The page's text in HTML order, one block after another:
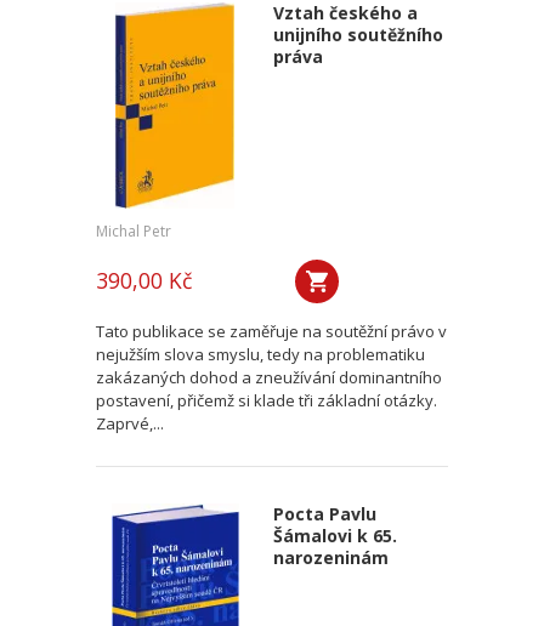
Vztah českého a
unijního soutěžního
práva
Michal Petr
390,00 Kč
Tato publikace se zaměřuje na soutěžní právo v
nejužším slova smyslu, tedy na problematiku
zakázaných dohod a zneužívání dominantního
postavení, přičemž si klade tři základní otázky.
Zaprvé,...
Pocta Pavlu
Šámalovi k 65.
narozeninám